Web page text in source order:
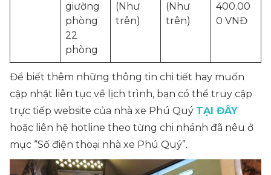
giường
phòng
22
phòng
(Như
trên)
(Như
trên)
400.00
0 VNĐ
Để biết thêm những thông tin chi tiết hay muốn
cập nhật liên tục về lịch trình, bạn có thể truy cập
trực tiếp website của nhà xe Phú Quý TẠI ĐÂY
hoặc liên hệ hotline theo từng chi nhánh đã nêu ở
mục “Số điện thoại nhà xe Phú Quý”.